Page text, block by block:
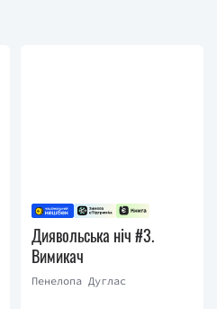
Диявольська ніч #3.
Вимикач
Пенелопа Дуглас